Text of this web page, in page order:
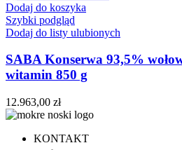
Dodaj do koszyka
Szybki podgląd
Dodaj do listy ulubionych
SABA Konserwa 93,5%
witamin 850 g
12.963,00 zł
KONTAKT